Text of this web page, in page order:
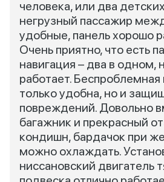
человека, или два
негрузный пассажир
удобные, панель хорошо
Очень приятно, что есть
навигация – два в одном,
работает. Беспроблемная
только удобна, но и
повреждений. Довольно
багажник и прекрасный
кондишн, бардачок при
можно охлаждать.
ниссановский двигатель